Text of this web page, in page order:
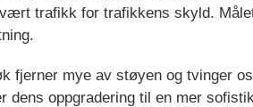
trafikk for trafikkens skyld.
fjerner mye av støyen og tvinger
dens oppgradering til en mer